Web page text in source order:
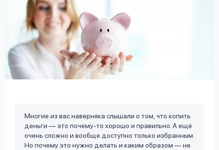
Многие из вас наверняка слышали о том, что копить
деньги –– это почему-то хорошо и правильно. А ещё
очень сложно и вообще доступно только избранным.
Но почему это нужно делать и каким образом –– не
Войти под другим номером
вопрос
вопросы
обработку
личных
данных